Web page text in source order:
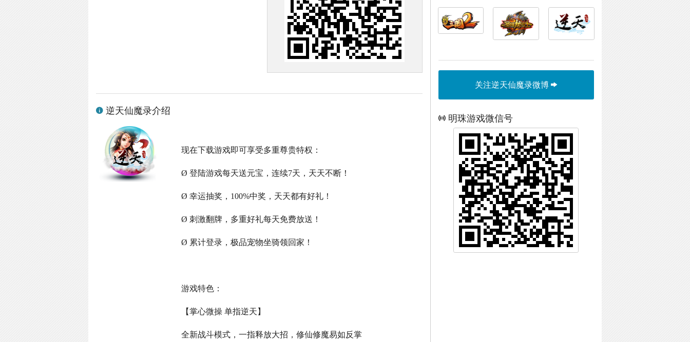
逆天仙魔录介绍
现在下载游戏即可享受多重尊贵特权：
Ø 登陆游戏每天送元宝，连续7天，天天不断！
Ø 幸运抽奖，100%中奖，天天都有好礼！
Ø 刺激翻牌，多重好礼每天免费放送！
Ø 累计登录，极品宠物坐骑领回家！
游戏特色：
【掌心微操 单指逆天】
全新战斗模式，一指释放大招，修仙修魔易如反掌
关注逆天仙魔录微博
明珠游戏微信号